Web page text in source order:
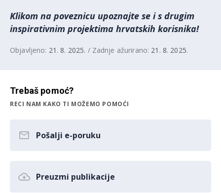
Klikom na poveznicu upoznajte se i s drugim
inspirativnim projektima hrvatskih korisnika!
Objavljeno: 21. 8. 2025. / Zadnje ažurirano: 21. 8. 2025.
Trebaš pomoć?
RECI NAM KAKO TI MOŽEMO POMOĆI
Pošalji e-poruku
Preuzmi publikacije